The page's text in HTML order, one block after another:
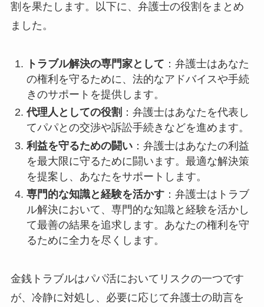
割を果たします。以下に、弁護士の役割をまとめ
ました。
トラブル解決の専門家として ：弁護士はあなた
の権利を守るために、法的なアドバイスや手続
きのサポートを提供します。
代理人としての役割 ：弁護士はあなたを代表し
てパパとの交渉や訴訟手続きなどを進めます。
利益を守るための闘い：弁護士はあなたの利益
を最大限に守るために闘います。最適な解決策
を提案し、あなたをサポートします。
専門的な知識と経験を活かす：弁護士はトラブ
ル解決において、専門的な知識と経験を活かし
て最善の結果を追求します。あなたの権利を守
るために全力を尽くします。
金銭トラブルはパパ活においてリスクの一つです
が、冷静に対処し、必要に応じて弁護士の助言を